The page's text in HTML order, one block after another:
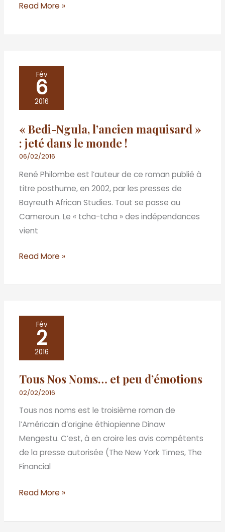
Read More »
Fév
6
2016
« Bedi-Ngula, l’ancien maquisard »
: jeté dans le monde !
06/02/2016
René Philombe est l’auteur de ce roman publié à
titre posthume, en 2002, par les presses de
Bayreuth African Studies. Tout se passe au
Cameroun. Le « tcha-tcha » des indépendances
vient
Bedi-
Ngula,
maquisard
»
:
jeté
dans
le
monde
!
Read More »
Fév
2
2016
Tous Nos Noms… et peu d’émotions
02/02/2016
Tous nos noms est le troisième roman de
l’Américain d’origine éthiopienne Dinaw
Mengestu. C’est, à en croire les avis compétents
de la presse autorisée (The New York Times, The
Financial
Tous
Noms…
peu
d’émotions
Read More »